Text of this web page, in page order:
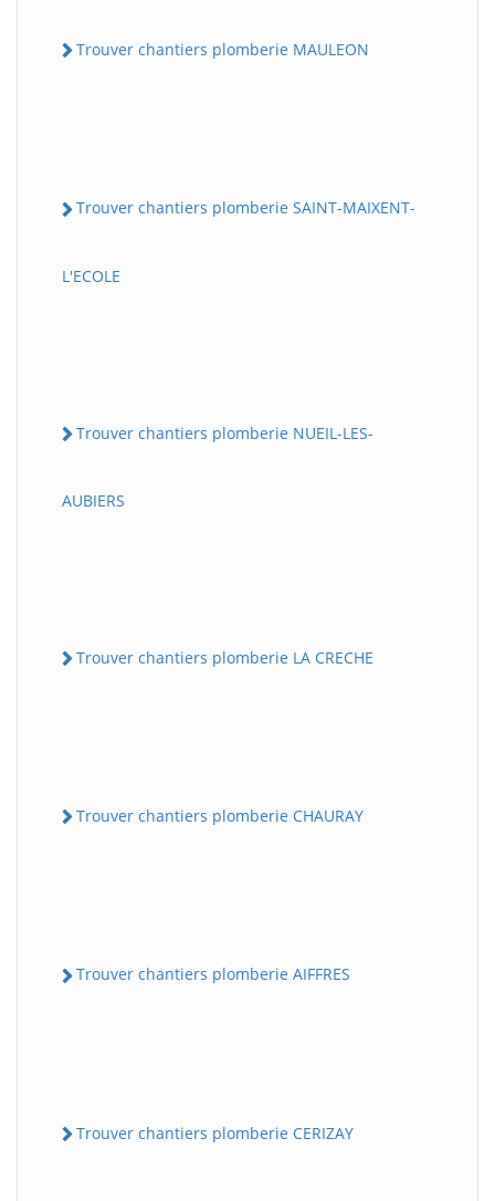
Trouver chantiers plomberie MAULEON
Trouver chantiers plomberie SAINT-MAIXENT-
L'ECOLE
Trouver chantiers plomberie NUEIL-LES-
AUBIERS
Trouver chantiers plomberie LA CRECHE
Trouver chantiers plomberie CHAURAY
Trouver chantiers plomberie AIFFRES
Trouver chantiers plomberie CERIZAY